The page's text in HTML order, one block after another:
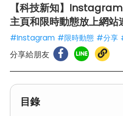
【科技新知】
主頁和限時動態放上網站
#Instagram #限時動態 #分享
分享給朋友
目錄